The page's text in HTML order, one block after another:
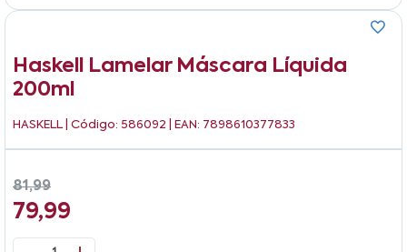
Haskell Lamelar Máscara Líquida
200ml
HASKELL| Código: 586092 | EAN: 7898610377833
81,99
79,99